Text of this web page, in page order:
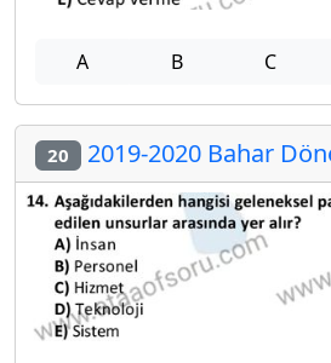
A B C
20 2019-2020 Bahar